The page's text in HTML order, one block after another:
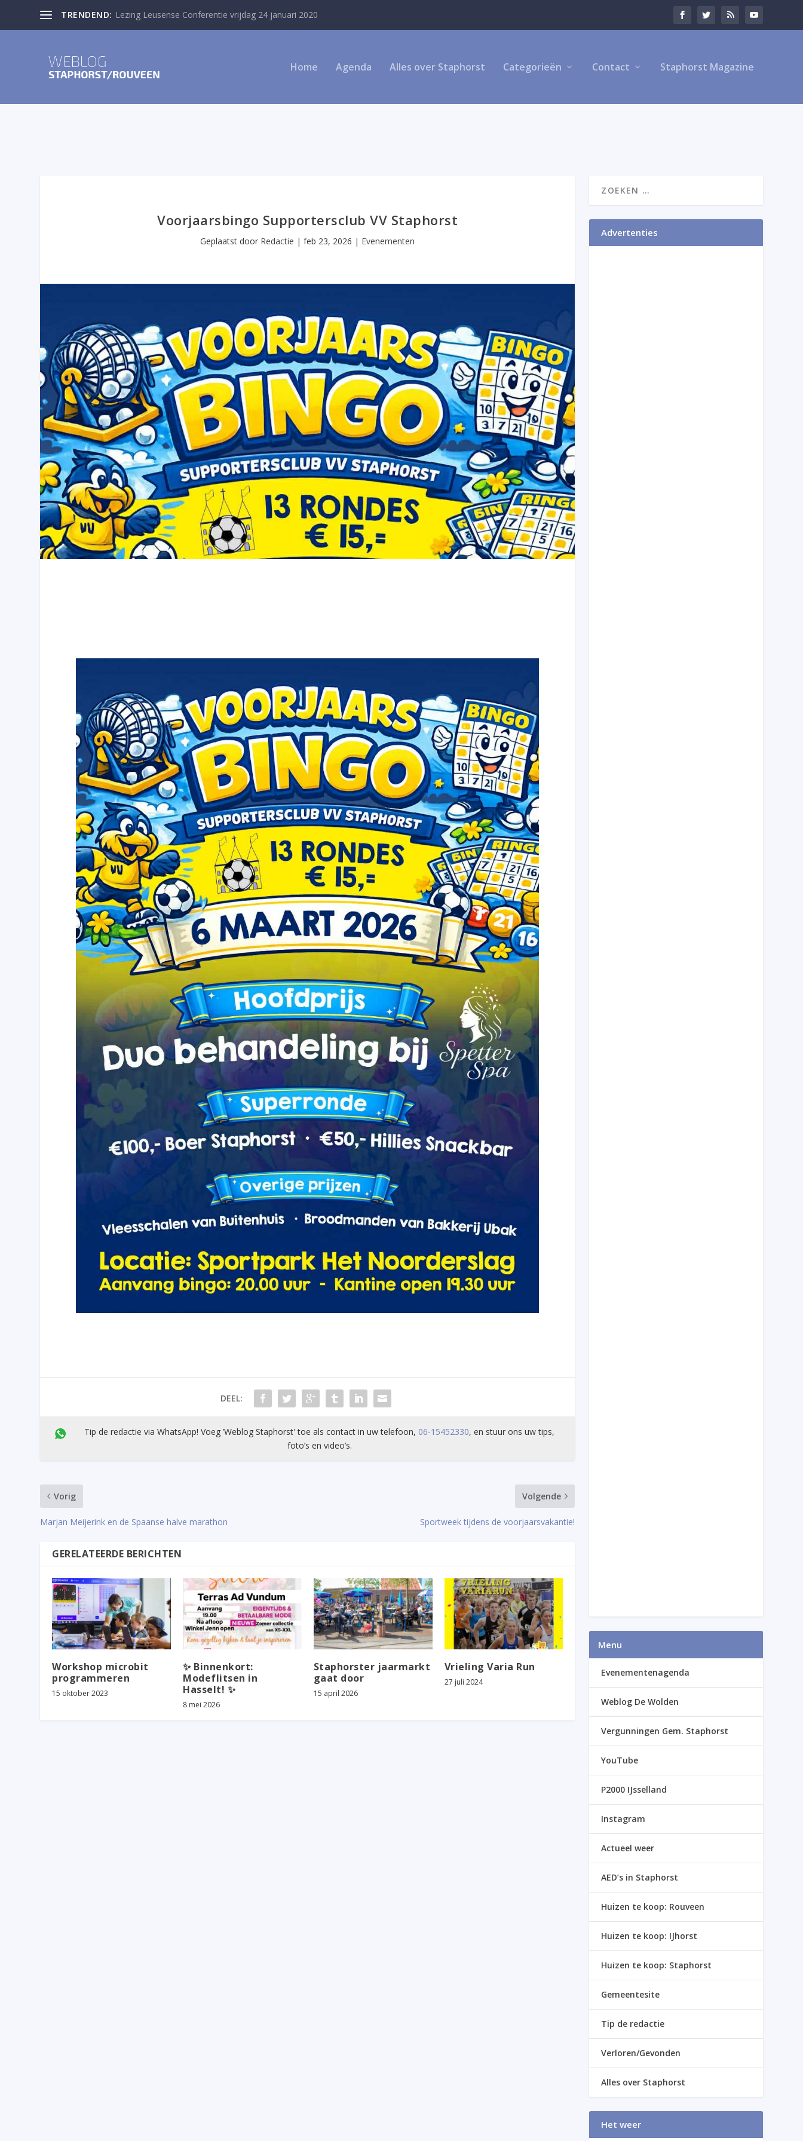
TRENDEND: Lezing Leusense Conferentie vrijdag 24 januari 2020
Home Agenda Alles over Staphorst Categorieën Contact Staphorst Magazine
Voorjaarsbingo Supportersclub VV Staphorst
Geplaatst door Redactie |feb 23, 2026 | Evenementen
DEEL:
Tip de redactie via WhatsApp! Voeg ’Weblog Staphorst' toe als contact in uw telefoon, 06-15452330, en stuur ons uw tips,
foto’s en video’s.
Vorig
Marjan Meijerink en de Spaanse halve marathon
Volgende
Sportweek tijdens de voorjaarsvakantie!
GERELATEERDE BERICHTEN
Workshop microbit
programmeren
15 oktober 2023
✨ Binnenkort:
Modeflitsen in
Hasselt! ✨
8 mei 2026
Staphorster jaarmarkt
gaat door
15 april 2026
Vrieling Varia Run
27 juli 2024
Advertenties
Menu
Evenementenagenda
Weblog De Wolden
Vergunningen Gem. Staphorst
YouTube
P2000 IJsselland
Instagram
Actueel weer
AED’s in Staphorst
Huizen te koop: Rouveen
Huizen te koop: IJhorst
Huizen te koop: Staphorst
Gemeentesite
Tip de redactie
Verloren/Gevonden
Alles over Staphorst
Het weer